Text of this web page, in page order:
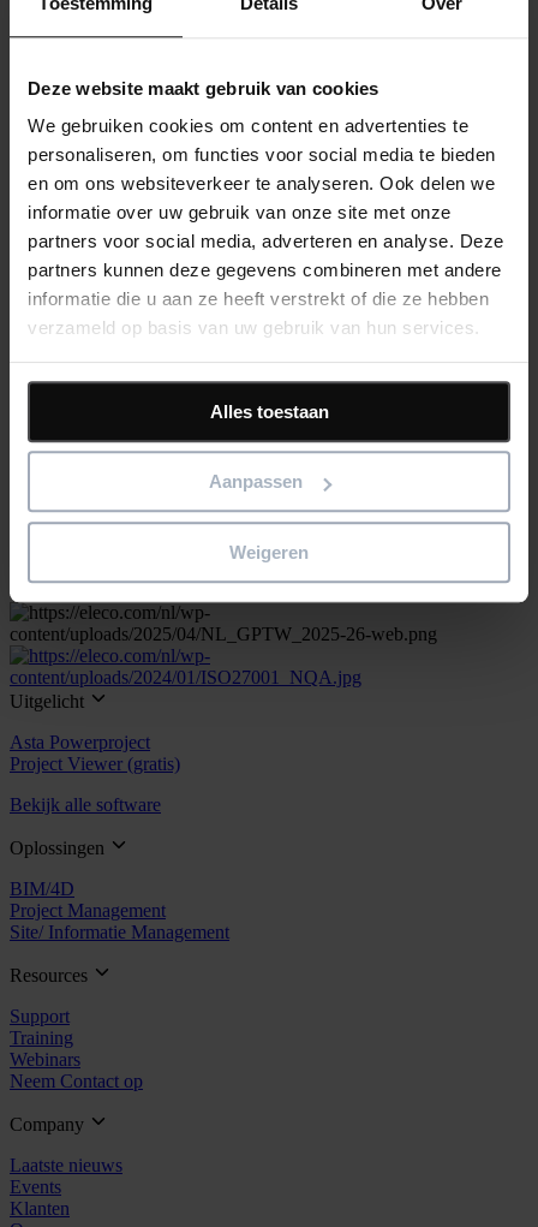
Deze website maakt gebruik van cookies
We gebruiken cookies om content en advertenties te
personaliseren, om functies voor social media te bieden
en om ons websiteverkeer te analyseren. Ook delen we
informatie over uw gebruik van onze site met onze
partners voor social media, adverteren en analyse. Deze
partners kunnen deze gegevens combineren met andere
informatie die u aan ze heeft verstrekt of die ze hebben
verzameld op basis van uw gebruik van hun services.
Alles toestaan
Aanpassen
Weigeren
Klantcases
Heemstede
Ruim 100 jaar geleden legde de heer W. Thunnissen sr. de
fundamenten van het bedrijf. Van een timmerbedrijf is Thunnissen
Groep BV uitgegroeid tot een...
Read more
17th juni 2025
1 min read
Eleco NL Klantcases
View all
" geeft vereiste velden aan
Email address*
Uitgelicht
Asta Powerproject
Project Viewer (gratis)
Bekijk alle software
Oplossingen
BIM/4D
Project Management
Site/ Informatie Management
Resources
Support
Training
Webinars
Neem Contact op
Company
Laatste nieuws
Events
Klanten